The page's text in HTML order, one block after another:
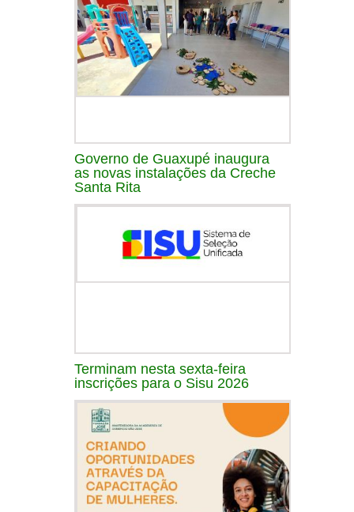
Governo de Guaxupé inaugura
as novas instalações da Creche
Santa Rita
Terminam nesta sexta-feira
inscrições para o Sisu 2026